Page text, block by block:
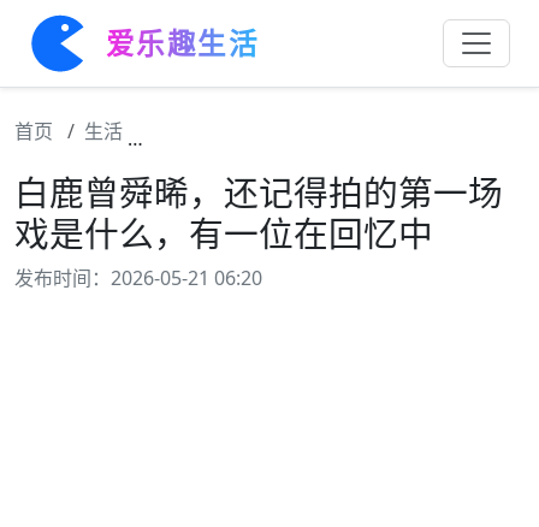
爱乐趣生活
首页 生活
白鹿曾舜晞，还记得拍的第一场
戏是什么，有一位在回忆中
发布时间：2026-05-21 06:20